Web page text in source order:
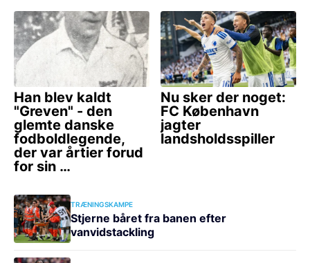
TRÆNINGSKAMPE
Stjerne båret fra banen efter
vanvidstackling